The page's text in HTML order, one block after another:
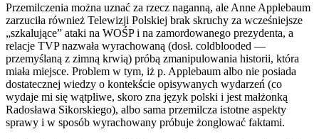
Przemilczenia można uznać za rzecz naganną, ale Anne Applebaum
zarzuciła również Telewizji Polskiej brak skruchy za wcześniejsze
„szkalujące” ataki na WOŚP i na zamordowanego prezydenta, a
relacje TVP nazwała wyrachowaną (dosł. coldblooded —
przemyślaną z zimną krwią) próbą zmanipulowania historii, która
miała miejsce. Problem w tym, iż p. Applebaum albo nie posiada
dostatecznej wiedzy o kontekście opisywanych wydarzeń (co
wydaje mi się wątpliwe, skoro zna język polski i jest małżonką
Radosława Sikorskiego), albo sama przemilcza istotne aspekty
sprawy i w sposób wyrachowany próbuje żonglować faktami.